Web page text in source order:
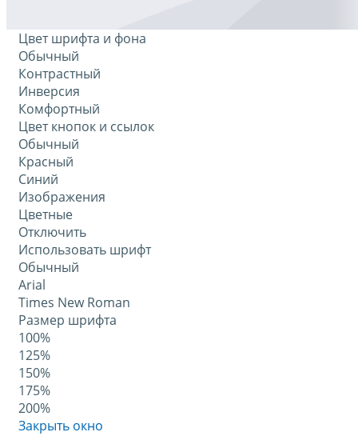
Цвет шрифта и фона
Обычный
Контрастный
Инверсия
Комфортный
Цвет кнопок и ссылок
Обычный
Красный
Синий
Изображения
Цветные
Отключить
Использовать шрифт
Обычный
Arial
Times New Roman
Размер шрифта
100%
125%
150%
175%
200%
Закрыть окно